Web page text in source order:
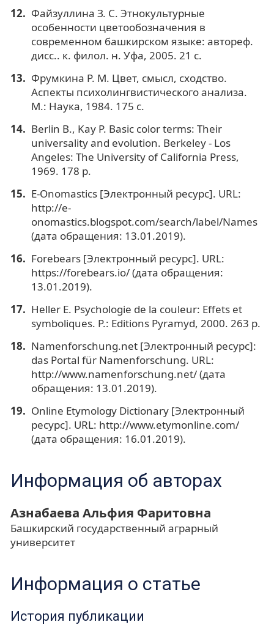
Файзуллина З. С. Этнокультурные
особенности цветообозначения в
современном башкирском языке: автореф.
дисс.. к. филол. н. Уфа, 2005. 21 с.
Фрумкина Р. М. Цвет, смысл, сходство.
Аспекты психолингвистического анализа.
М.: Наука, 1984. 175 c.
Berlin B., Kay P. Basic color terms: Their
universality and evolution. Berkeley - Los
Angeles: The University of California Press,
1969. 178 p.
Е-Onomastics [Электронный ресурс]. URL:
http://e-
onomastics.blogspot.com/search/label/Names
(дата обращения: 13.01.2019).
Forebears [Электронный ресурс]. URL:
https://forebears.io/ (дата обращения:
13.01.2019).
Heller E. Psychologie de la couleur: Effets et
symboliques. P.: Editions Pyramyd, 2000. 263 p.
Namenforschung.net [Электронный ресурс]:
das Portal für Namenforschung. URL:
http://www.namenforschung.net/ (дата
обращения: 13.01.2019).
Online Etymology Dictionary [Электронный
ресурс]. URL: http://www.etymonline.com/
(дата обращения: 16.01.2019).
Информация об авторах
Азнабаева Альфия Фаритовна
Башкирский государственный аграрный
университет
Информация о статье
История публикации